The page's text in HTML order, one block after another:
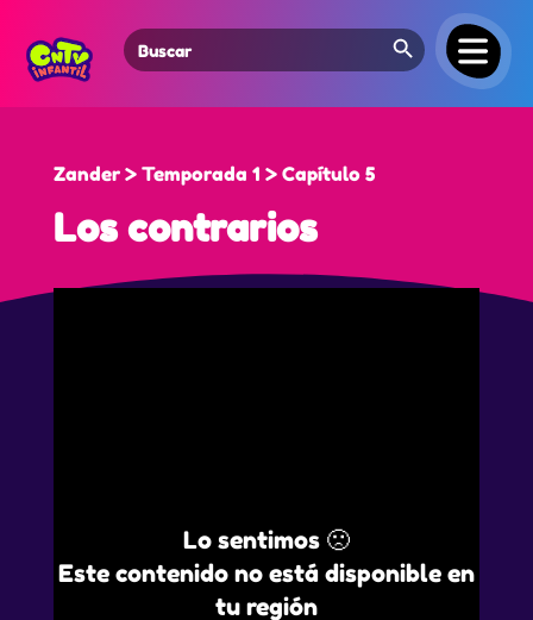
Search
for:
Search Button
Zander > Temporada 1 > Capítulo 5
Los contrarios
Lo sentimos 🙁
Este contenido no está disponible en
tu región